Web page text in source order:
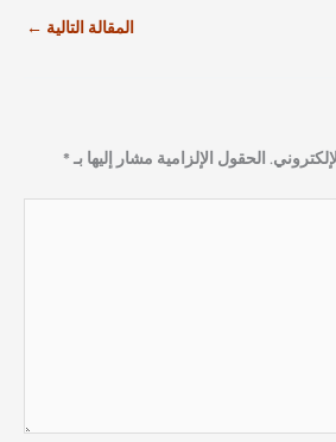
المقالة التالية ←
الحقول الإلزامية مشار إليها بـ*